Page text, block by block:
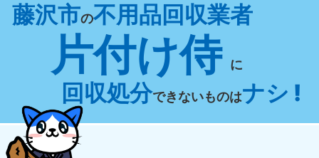
藤沢市の不用品回収業者
片付け侍 に
回収処分できないものはナシ !